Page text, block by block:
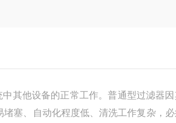
其他设备的正常工作。普通型过滤器因
塞、自动化程度低、清洗工作复杂，